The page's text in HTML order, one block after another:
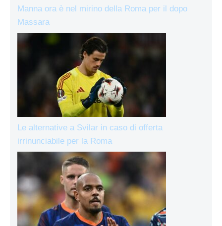
Manna ora è nel mirino della Roma per il dopo
Massara
Le alternative a Svilar in caso di offerta
irrinunciabile per la Roma